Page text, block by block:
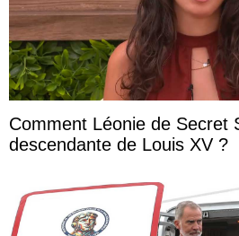
Comment Léonie de Secret
descendante de Louis XV ?